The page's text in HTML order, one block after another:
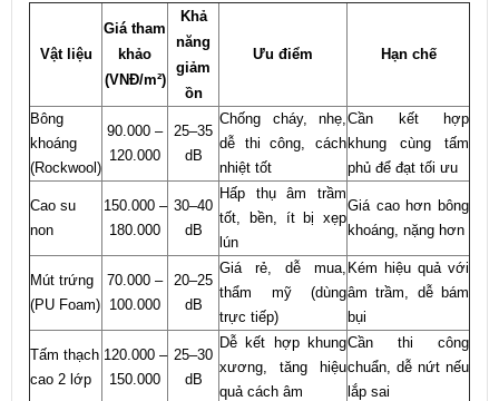
Vật liệu
Giá tham
khảo
(VNĐ/m²)
Khả
năng
giảm
ồn
Ưu điểm Hạn chế
Bông
khoáng
(Rockwool)
90.000 –
120.000
25–35
dB
Chống cháy, nhẹ,
dễ thi công, cách
nhiệt tốt
Cần kết hợp
khung cùng tấm
phủ để đạt tối ưu
Cao su
non
150.000 –
180.000
30–40
dB
Hấp thụ âm trầm
tốt, bền, ít bị xẹp
lún
Giá cao hơn bông
khoáng, nặng hơn
Mút trứng
(PU Foam)
70.000 –
100.000
20–25
dB
Giá rẻ, dễ mua,
thẩm mỹ (dùng
trực tiếp)
Kém hiệu quả với
âm trầm, dễ bám
bụi
Tấm thạch
cao 2 lớp
120.000 –
150.000
25–30
dB
Dễ kết hợp khung
xương, tăng hiệu
quả cách âm
Cần thi công
chuẩn, dễ nứt nếu
lắp sai